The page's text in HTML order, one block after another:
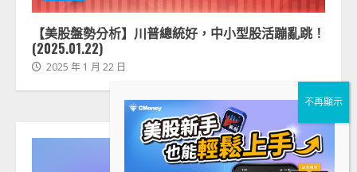
【美股盤勢分析】川普總統好，中小型股活蹦亂跳！
(2025.01.22)
2025 年 1 月 22 日